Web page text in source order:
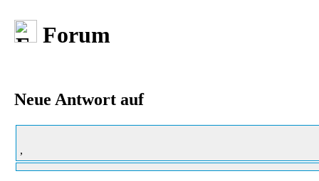
Forum
Neue Antwort auf
,